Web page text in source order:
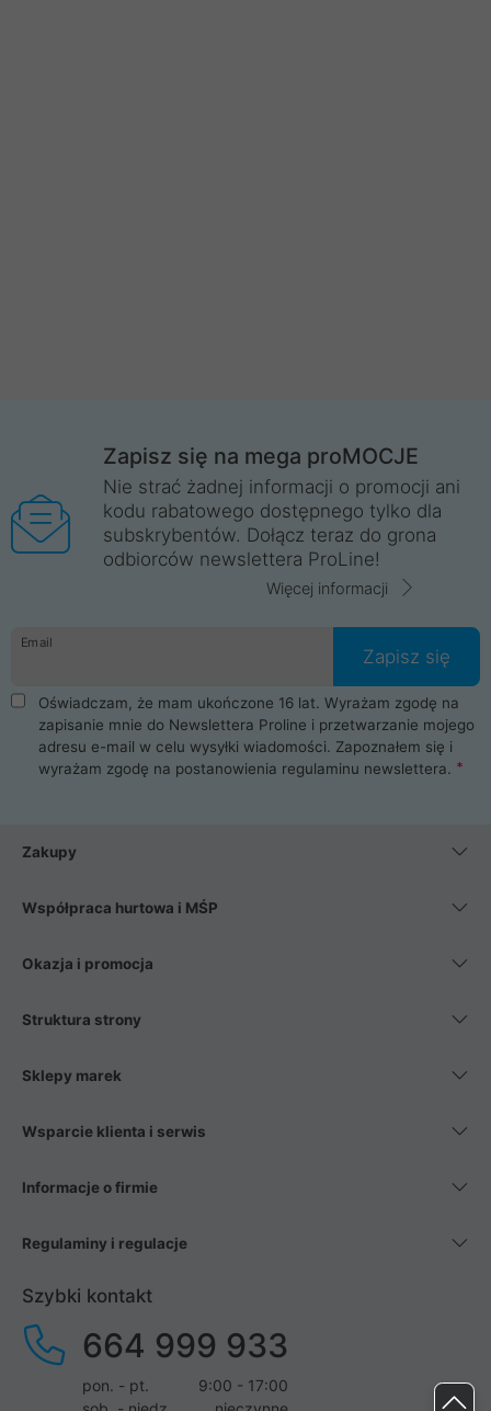
Zapisz się na mega proMOCJE
Nie strać żadnej informacji o promocji ani
kodu rabatowego dostępnego tylko dla
subskrybentów. Dołącz teraz do grona
odbiorców newslettera ProLine!
Więcej informacji
Email
Zapisz się
Oświadczam, że mam ukończone 16 lat. Wyrażam zgodę na
zapisanie mnie do Newslettera Proline i przetwarzanie mojego
adresu e-mail w celu wysyłki wiadomości. Zapoznałem się i
wyrażam zgodę na postanowienia regulaminu newslettera.
Zakupy
Współpraca hurtowa i MŚP
Okazja i promocja
Struktura strony
Sklepy marek
Wsparcie klienta i serwis
Informacje o firmie
Regulaminy i regulacje
Szybki kontakt
664 999 933
pon. - pt.
9:00 - 17:00